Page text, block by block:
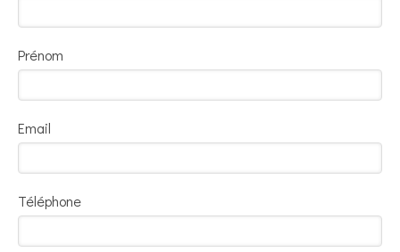
Prénom
Email
Téléphone